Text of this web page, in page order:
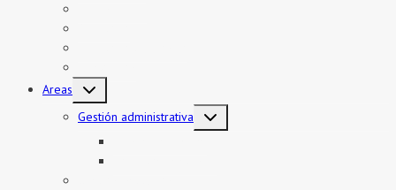
Areas
Alternar
menú
hijo
Gestión administrativa
Alternar
menú